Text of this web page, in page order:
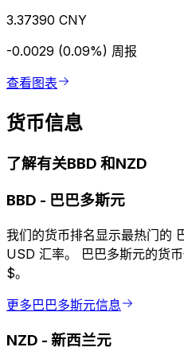
3.37390 CNY
-0.0029 (0.09%) 周报
查看图表
货币信息
了解有关BBD 和NZD
BBD - 巴巴多斯元
我们的货币排名显示最热门的
USD 汇率。 巴巴多斯元的货
$。
更多巴巴多斯元信息
NZD - 新西兰元